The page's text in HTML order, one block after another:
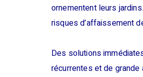
ornementent leurs
risques d’affaissement
Des solutions
récurrentes et de